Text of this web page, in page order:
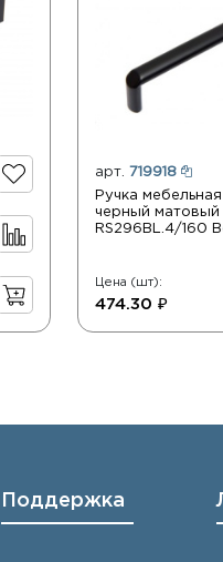
арт. 719918
Ручка
черный матовый
RS296BL.4/160
Цена (шт):
474.30 ₽
Поддержка